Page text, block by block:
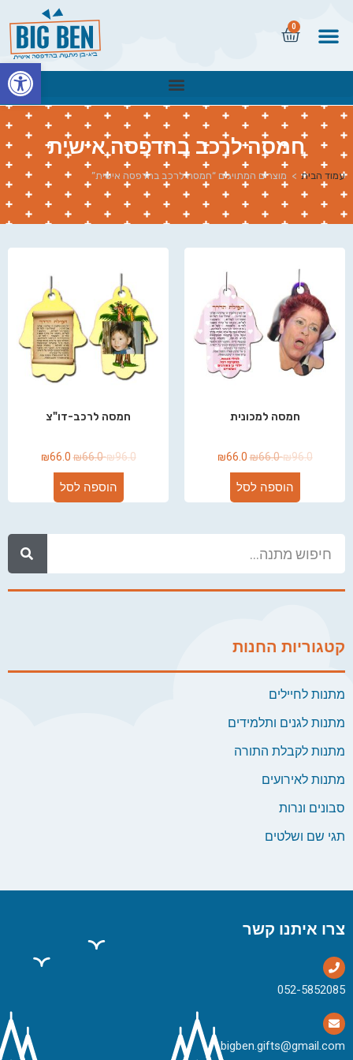
0
חמסה לרכב בהדפסה אישית
עמוד הבית > מוצרים המתויגים “חמסה לרכב בהדפסה אישית”
קטגוריות החנות
מתנות לחיילים
מתנות לגנים ותלמידים
מתנות לקבלת התורה
מתנות לאירועים
סבונים ונרות
תגי שם ושלטים
חמסה למכונית
₪96.0
₪66.0
₪66.0
הוספה לסל
חמסה לרכב-דו"צ
₪96.0
₪66.0
₪66.0
הוספה לסל
צרו איתנו קשר
bigben.gifts@gmail.com